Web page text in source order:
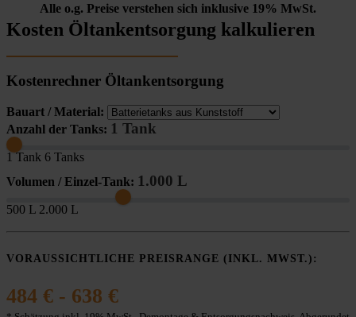
Alle o.g. Preise verstehen sich inklusive 19% MwSt.
Kosten Öltankentsorgung kalkulieren
Kostenrechner Öltankentsorgung
Bauart / Material:
Anzahl der Tanks: 1 Tank
1 Tank 6 Tanks
Volumen / Einzel-Tank: 1.000 L
500 L 2.000 L
VORAUSSICHTLICHE PREISRANGE (INKL. MWST.):
484 € - 638 €